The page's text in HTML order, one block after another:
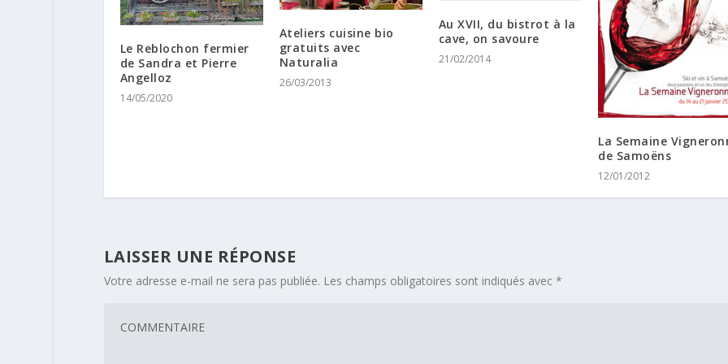
Le Reblochon fermier
de Sandra et Pierre
Angelloz
14/05/2020
Ateliers cuisine bio
gratuits avec
Naturalia
26/03/2013
Au XVII, du bistrot à la
cave, on savoure
21/02/2014
La Semaine
de Samoëns
12/01/2012
LAISSER UNE RÉPONSE
Votre adresse e-mail ne sera pas publiée. Les champs obligatoires sont indiqués avec *